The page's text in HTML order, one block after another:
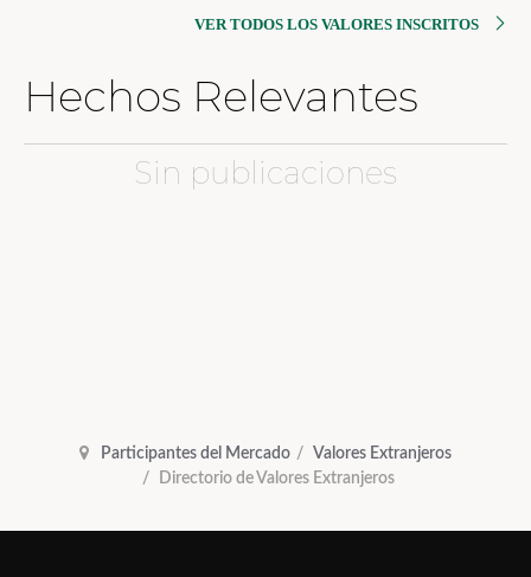
VER TODOS LOS VALORES INSCRITOS
Hechos Relevantes
Sin publicaciones
Participantes del Mercado
Valores Extranjeros
Directorio de Valores Extranjeros